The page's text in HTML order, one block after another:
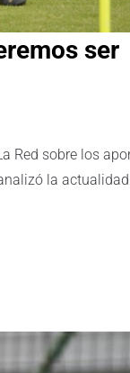
ser
Red sobre los
la